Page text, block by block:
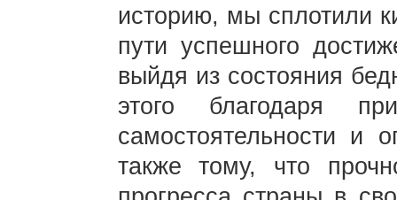
историю, мы сплотили
пути успешного
выйдя из состояния
этого благодаря
самостоятельности и
также тому, что